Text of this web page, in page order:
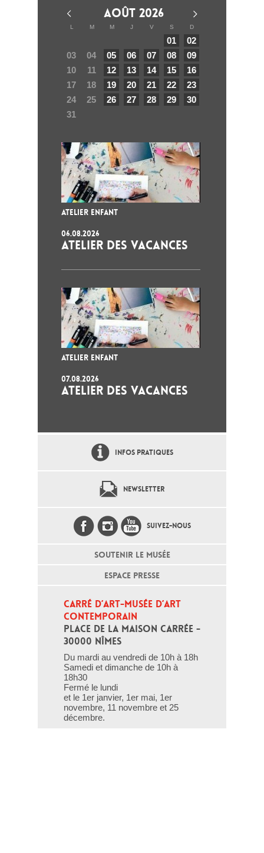
AOÛT 2026
L M M J V S D
01
02
03
04 05 06 07 08
09
10
11 12 13 14 15
16
17
18 19 20 21 22
23
24
25 26 27 28 29
30
31
ATELIER ENFANT
06.08.2026
ATELIER DES VACANCES
ATELIER ENFANT
07.08.2026
ATELIER DES VACANCES
INFOS PRATIQUES
NEWSLETTER
SUIVEZ-NOUS
SOUTENIR LE MUSÉE
ESPACE PRESSE
CARRÉ D’ART-MUSÉE D’ART
CONTEMPORAIN
PLACE DE LA MAISON CARRÉE -
30000 NÎMES
Du mardi au vendredi de 10h à 18h
Samedi et dimanche de 10h à
18h30
Fermé le lundi
et le 1er janvier, 1er mai, 1er
novembre, 11 novembre et 25
décembre.